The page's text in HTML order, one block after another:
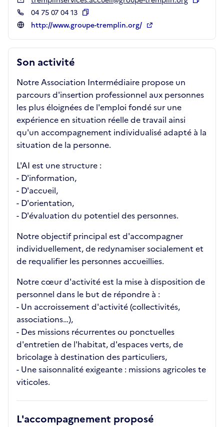
Son activité
Notre Association Intermédiaire propose un
parcours d'insertion professionnel aux personnes
les plus éloignées de l'emploi fondé sur une
expérience en situation réelle de travail ainsi
qu'un accompagnement individualisé adapté à la
situation de la personne.
L'AI est une structure :
- D'information,
- D'accueil,
- D'orientation,
- D'évaluation du potentiel des personnes.
Notre objectif principal est d'accompagner
individuellement, de redynamiser socialement et
de requalifier les personnes accueillies.
Notre cœur d'activité est la mise à disposition de
personnel dans le but de répondre à :
- Un accroissement d'activité (collectivités,
associations…),
- Des missions récurrentes ou ponctuelles
d'entretien de l'habitat, d'espaces verts, de
bricolage à destination des particuliers,
- Une saisonnalité exigeante : missions agricoles te
viticoles.
L'accompagnement proposé
04 75 07 04 13
Copier
http://www.groupe-tremplin.org/